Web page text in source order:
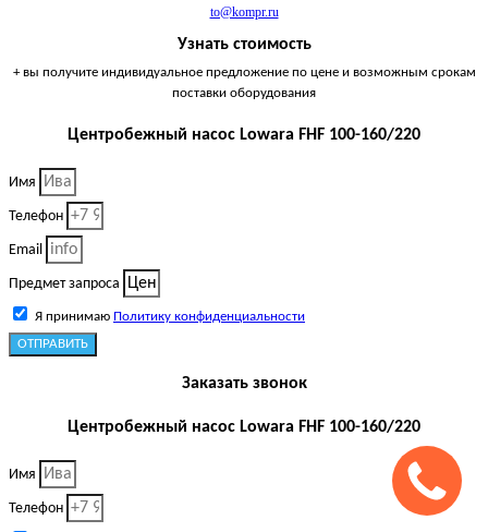
to@kompr.ru
Узнать стоимость
+ вы получите индивидуальное предложение по цене и возможным срокам
поставки оборудования
Центробежный насос Lowara FHF 100-160/220
Имя
Телефон
Email
Предмет запроса
Я принимаю Политику конфиденциальности
ОТПРАВИТЬ
Заказать звонок
Центробежный насос Lowara FHF 100-160/220
Имя
Телефон